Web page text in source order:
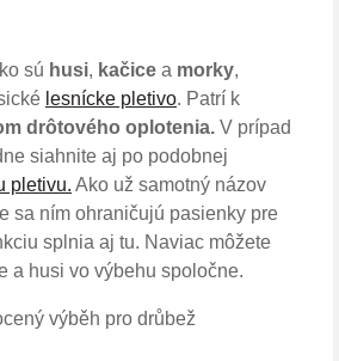
sú husi, kačice a morky,
lesnícke pletivo. Patrí k
drôtového oplotenia. V prípad
siahnite aj po podobnej
pletivu. Ako už samotný názov
sa ním ohraničujú pasienky pre
splnia aj tu. Naviac môžete
a husi vo výbehu spoločne.